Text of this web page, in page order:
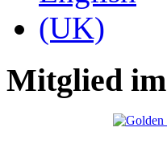
Mitglied im